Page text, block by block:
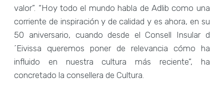
valor”. “Hoy todo el mundo habla de Adlib como una
corriente de inspiración y de calidad y es ahora, en su
50 aniversario, cuando desde el Consell Insular d
´Eivissa queremos poner de relevancia cómo ha
influido en nuestra cultura más reciente”, ha
concretado la consellera de Cultura.